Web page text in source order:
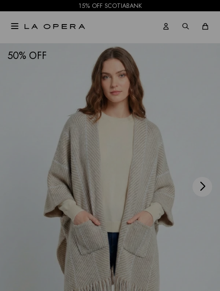
15% OFF SCOTIABANK

50 NOTIFICARME